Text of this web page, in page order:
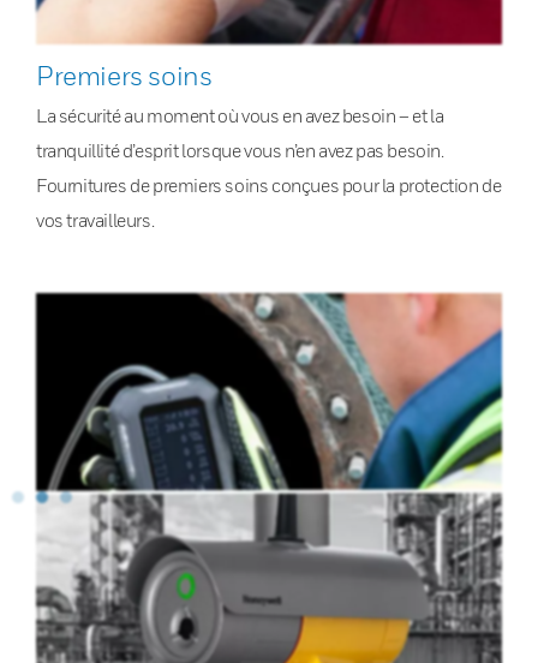
Premiers soins
La sécurité au moment où vous en avez besoin – et la
tranquillité d’esprit lorsque vous n’en avez pas besoin.
Fournitures de premiers soins conçues pour la protection de
vos travailleurs.